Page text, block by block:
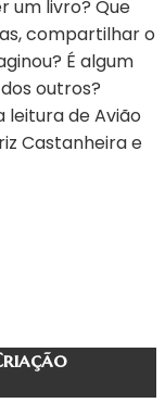
um livro? Que
compartilhar o
É algum
outros?
leitura de Avião
Castanheira e